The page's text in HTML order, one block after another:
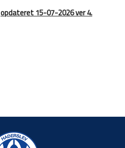
opdateret 15-07-2026 ver 4.